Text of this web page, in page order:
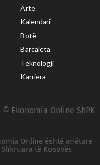
Arte
Kalendari
Botë
Barcaleta
Teknologji
Karriera
© Ekonomia Online ShPK
Online është anëtare
të Kosovës